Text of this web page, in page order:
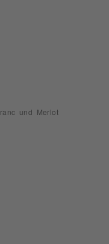
und Merlot